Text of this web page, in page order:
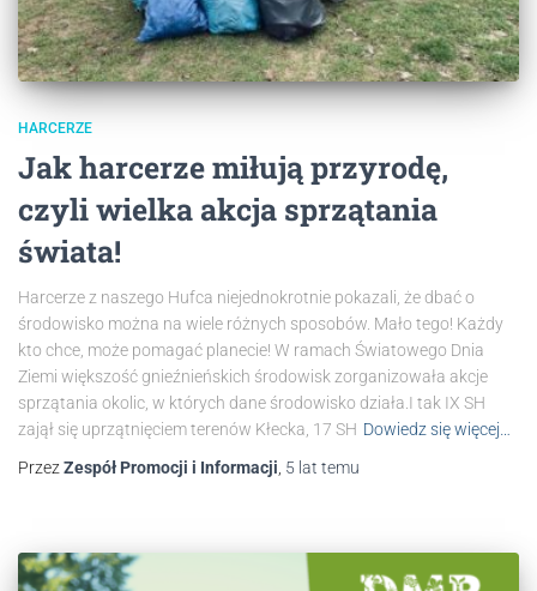
HARCERZE
Jak harcerze miłują przyrodę,
czyli wielka akcja sprzątania
świata!
Harcerze z naszego Hufca niejednokrotnie pokazali, że dbać o
środowisko można na wiele różnych sposobów. Mało tego! Każdy
kto chce, może pomagać planecie! W ramach Światowego Dnia
Ziemi większość gnieźnieńskich środowisk zorganizowała akcje
sprzątania okolic, w których dane środowisko działa.I tak IX SH
zajął się uprzątnięciem terenów Kłecka, 17 SH Dowiedz się więcej…
PrzezZespół Promocji i Informacji, 5 lat temu